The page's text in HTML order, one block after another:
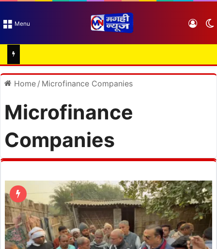
Menu Log
Home / Microfinance Companies
Microfinance
Companies